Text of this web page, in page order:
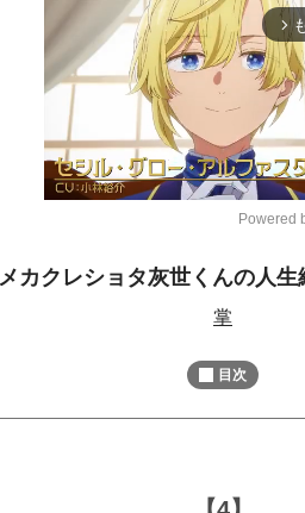
arrow_forward_ios
Powered
メカクレショタ灰世くんの人
掌
目次